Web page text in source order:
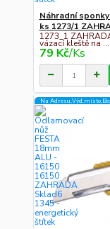
Náhradní
ks 1273/1
1273_1
vázací kleště na ...
79 Kč/Ks
Na